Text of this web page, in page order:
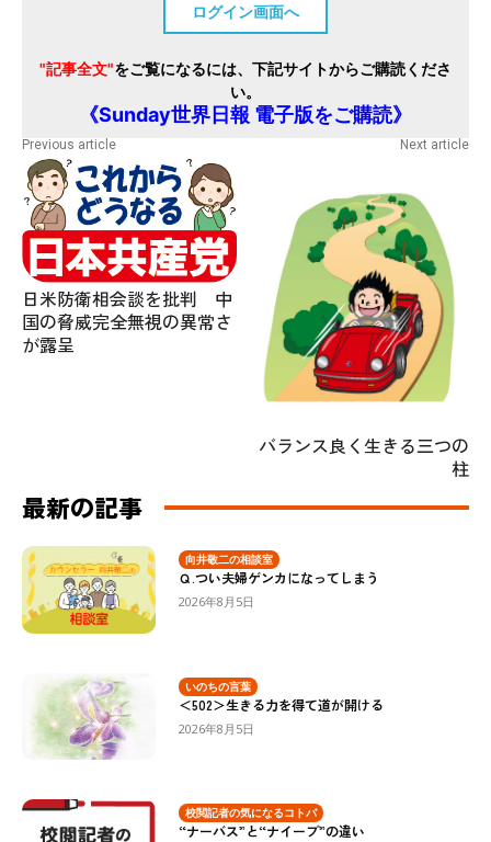
ログイン画面へ
"記事全文"をご覧になるには、下記サイトからご購読くださ
い。
《Sunday世界日報 電子版をご購読》
Previous article
日米防衛相会談を批判 中
国の脅威完全無視の異常さ
が露呈
Next article
バランス良く生きる三つの
柱
最新の記事
向井敬二の相談室
Ｑ.つい夫婦ゲンカになってしまう
2026年8月5日
いのちの言葉
＜502＞生きる力を得て道が開ける
2026年8月5日
校閲記者の気になるコトバ
“ナーバス”と“ナイーブ”の違い